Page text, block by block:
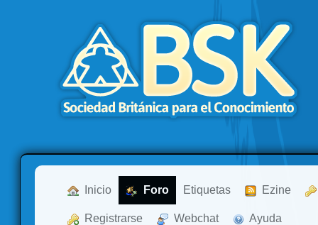
Inicio Foro Etiquetas Ezine
Registrarse Webchat Ayuda